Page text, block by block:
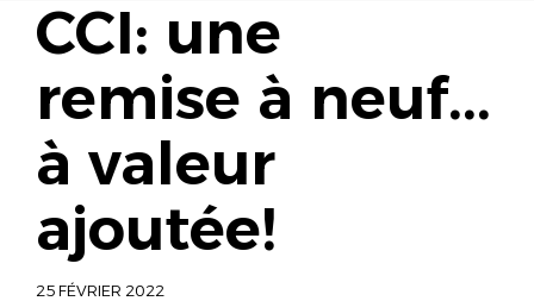
CCI: une
remise à neuf...
à valeur
ajoutée!
25 FÉVRIER 2022